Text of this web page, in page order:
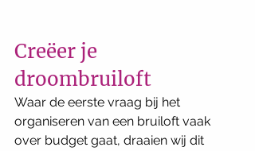
Creëer je
droombruiloft
Waar de eerste vraag bij het
organiseren van een bruiloft vaak
over budget gaat, draaien wij dit